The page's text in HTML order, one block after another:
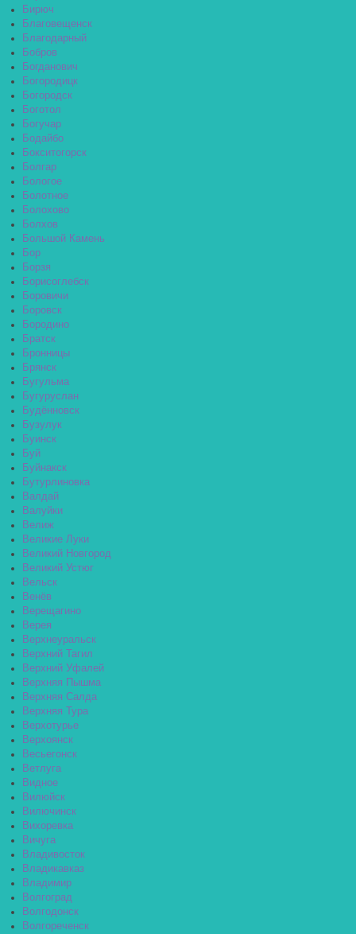
Бирюч
Благовещенск
Благодарный
Бобров
Богданович
Богородицк
Богородск
Боготол
Богучар
Бодайбо
Бокситогорск
Болгар
Бологое
Болотное
Болохово
Болхов
Большой Камень
Бор
Борзя
Борисоглебск
Боровичи
Боровск
Бородино
Братск
Бронницы
Брянск
Бугульма
Бугуруслан
Будённовск
Бузулук
Буинск
Буй
Буйнакск
Бутурлиновка
Валдай
Валуйки
Велиж
Великие Луки
Великий Новгород
Великий Устюг
Вельск
Венёв
Верещагино
Верея
Верхнеуральск
Верхний Тагил
Верхний Уфалей
Верхняя Пышма
Верхняя Салда
Верхняя Тура
Верхотурье
Верхоянск
Весьегонск
Ветлуга
Видное
Вилюйск
Вилючинск
Вихоревка
Вичуга
Владивосток
Владикавказ
Владимир
Волгоград
Волгодонск
Волгореченск